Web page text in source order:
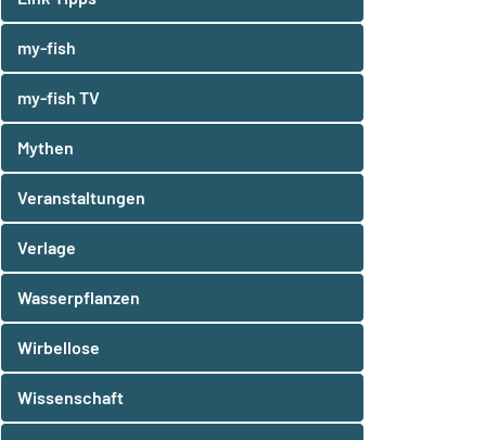
my-fish
my-fish TV
Mythen
Veranstaltungen
Verlage
Wasserpflanzen
Wirbellose
Wissenschaft